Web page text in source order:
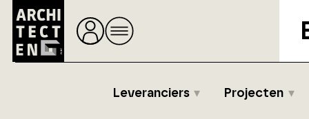
Leveranciers Projecten